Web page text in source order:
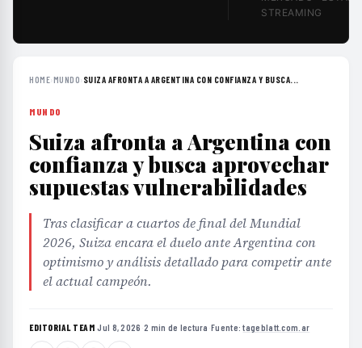
STREAMING
HOME›MUNDO› SUIZA AFRONTA A ARGENTINA CON CONFIANZA Y BUSCA...
MUNDO
Suiza afronta a Argentina con
confianza y busca aprovechar
supuestas vulnerabilidades
Tras clasificar a cuartos de final del Mundial
2026, Suiza encara el duelo ante Argentina con
optimismo y análisis detallado para competir ante
el actual campeón.
EDITORIAL TEAM·Jul 8, 2026 ·2 min de lectura ·Fuente:tageblatt.com.ar